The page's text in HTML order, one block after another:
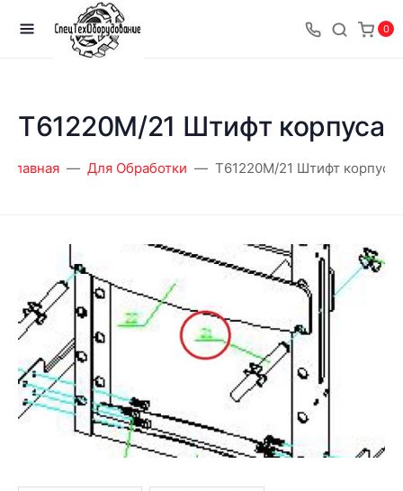
0
T61220M/21 Штифт корпуса
Главная Для Обработки T61220M/21 Штифт корпуса